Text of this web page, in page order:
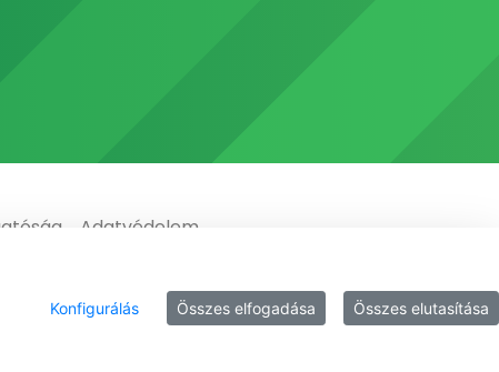
Adatvédelem
Konfigurálás Összes elfogadása Összes elutasítása